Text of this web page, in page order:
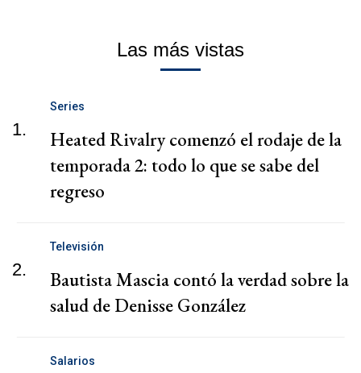
Las más vistas
1.
Series
Heated Rivalry comenzó el rodaje de la
temporada 2: todo lo que se sabe del
regreso
2.
Televisión
Bautista Mascia contó la verdad sobre la
salud de Denisse González
Salarios